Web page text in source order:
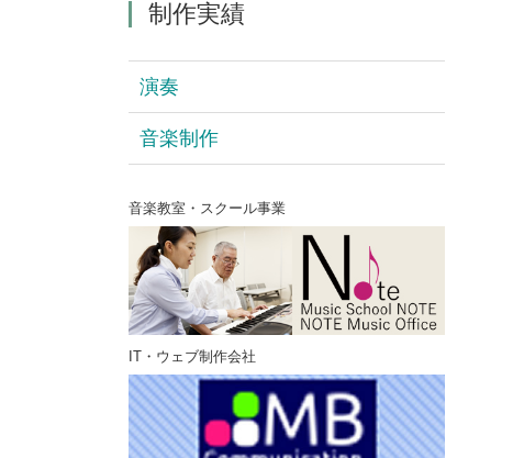
制作実績
演奏
音楽制作
音楽教室・スクール事業
IT・ウェブ制作会社